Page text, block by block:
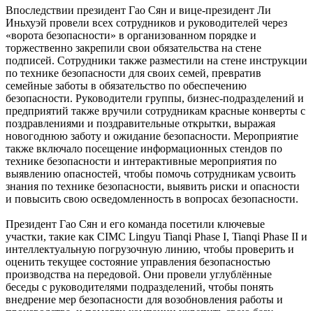
Впоследствии президент Гао Сян и вице-президент Ли
Иньхуэй провели всех сотрудников и руководителей через
«ворота безопасности» в организованном порядке и
торжественно закрепили свои обязательства на стене
подписей. Сотрудники также разместили на стене инструкции
по технике безопасности для своих семей, превратив
семейные заботы в обязательство по обеспечению
безопасности. Руководители группы, бизнес-подразделений и
предприятий также вручили сотрудникам красные конверты с
поздравлениями и поздравительные открытки, выражая
новогоднюю заботу и ожидание безопасности. Мероприятие
также включало посещение информационных стендов по
технике безопасности и интерактивные мероприятия по
выявлению опасностей, чтобы помочь сотрудникам усвоить
знания по технике безопасности, выявить риски и опасности
и повысить свою осведомленность в вопросах безопасности.
Президент Гао Сян и его команда посетили ключевые
участки, такие как CIMC Lingyu Tianqi Phase I, Tianqi Phase II и
интеллектуальную погрузочную линию, чтобы проверить и
оценить текущее состояние управления безопасностью
производства на передовой. Они провели углублённые
беседы с руководителями подразделений, чтобы понять
внедрение мер безопасности для возобновления работы и